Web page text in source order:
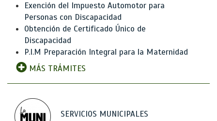
Exención del Impuesto Automotor para
Personas con Discapacidad
Obtención de Certificado Único de
Discapacidad
P.I.M Preparación Integral para la Maternidad
MÁS TRÁMITES
SERVICIOS MUNICIPALES